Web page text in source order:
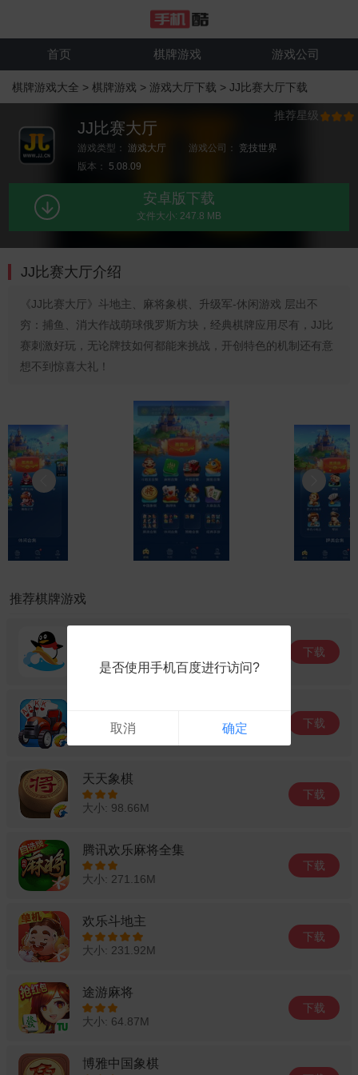
首页 棋牌游戏 游戏公司
棋牌游戏大全 > 棋牌游戏 > 游戏大厅下载 > JJ比赛大厅下载
JJ比赛大厅
游戏类型： 游戏大厅 游戏公司： 竞技世界
版本：
5.08.09
安卓版下载
文件大小: 247.8 MB
推荐星级
JJ比赛大厅介绍
《JJ比赛大厅》斗地主、麻将象棋、升级军-休闲游戏 层出不
穷：捕鱼、消大作战萌球俄罗斯方块，经典棋牌应用尽有，JJ比
赛刺激好玩，无论牌技如何都能来挑战，开创特色的机制还有意
想不到惊喜大礼！
推荐棋牌游戏
大小: 26.63M
下载
大小: 78.49M
下载
天天象棋
大小: 98.66M
下载
腾讯欢乐麻将全集
大小: 271.16M
下载
欢乐斗地主
大小: 231.92M
下载
途游麻将
大小: 64.87M
下载
博雅中国象棋
是否使用手机百度进行访问?
取消 确定